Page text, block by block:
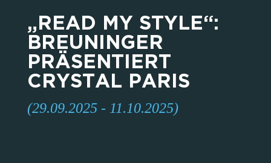
„READ MY STYLE“:
BREUNINGER
PRÄSENTIERT
CRYSTAL PARIS
(29.09.2025 - 11.10.2025)